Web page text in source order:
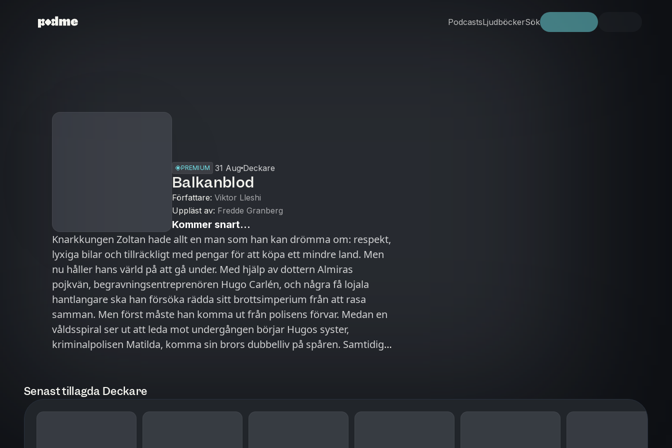
PodcastsLjudböckerSök
PREMIUM 31 Aug Deckare
Balkanblod
Författare: Viktor Lleshi
Uppläst av: Fredde Granberg
Kommer snart...
Knarkkungen Zoltan hade allt en man som han kan drömma om: respekt,
lyxiga bilar och tillräckligt med pengar för att köpa ett mindre land. Men
nu håller hans värld på att gå under. Med hjälp av dottern Almiras
pojkvän, begravningsentreprenören Hugo Carlén, och några få lojala
hantlangare ska han försöka rädda sitt brottsimperium från att rasa
samman. Men först måste han komma ut från polisens förvar. Medan en
våldsspiral ser ut att leda mot undergången börjar Hugos syster,
kriminalpolisen Matilda, komma sin brors dubbelliv på spåren. Samtidigt
första delen i Viktor Lleshis fartfyllda Breaking Bad-historia. Serien följer
familjeband, vänskap och rikedomar – sätts på spel i jakten på kärlek och
Senast tillagda Deckare